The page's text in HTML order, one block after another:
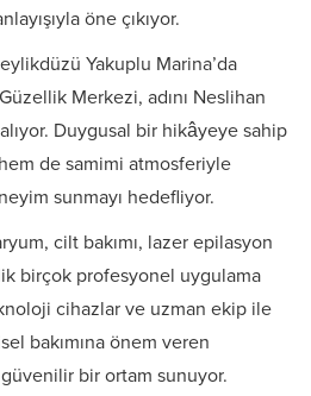
öne çıkıyor.
Yakuplu Marina’da
Merkezi, adını Neslihan
Duygusal bir hikâyeye sahip
de samimi atmosferiyle
sunmayı hedefliyor.
cilt bakımı, lazer epilasyon
birçok profesyonel uygulama
cihazlar ve uzman ekip ile
bakımına önem veren
bir ortam sunuyor.